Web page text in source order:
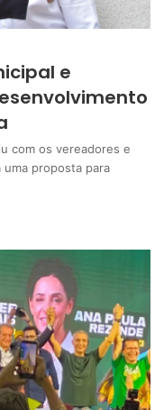
e
com os vereadores e
proposta para